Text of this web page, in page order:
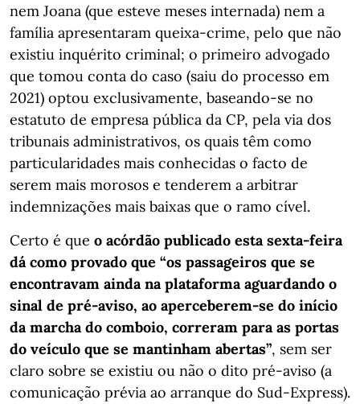
nem Joana (que esteve meses internada) nem a
família apresentaram queixa-crime, pelo que não
existiu inquérito criminal; o primeiro advogado
que tomou conta do caso (saiu do processo em
2021) optou exclusivamente, baseando-se no
estatuto de empresa pública da CP, pela via dos
tribunais administrativos, os quais têm como
particularidades mais conhecidas o facto de
serem mais morosos e tenderem a arbitrar
indemnizações mais baixas que o ramo cível.
Certo é que o acórdão publicado esta sexta-feira
dá como provado que “os passageiros que se
encontravam ainda na plataforma aguardando o
sinal de pré-aviso, ao aperceberem-se do início
da marcha do comboio, correram para as portas
do veículo que se mantinham abertas”, sem ser
claro sobre se existiu ou não o dito pré-aviso (a
comunicação prévia ao arranque do Sud-Express).